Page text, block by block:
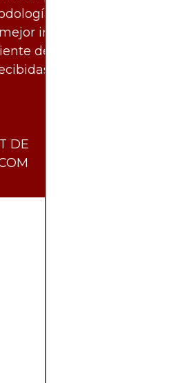
imparcial y están
interés de los
de las
de socios
DE